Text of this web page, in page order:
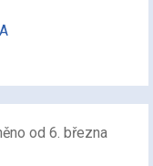
od 6. března